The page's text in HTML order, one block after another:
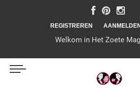
Welkom in Het Zoete
REGISTREREN AANMELDEN